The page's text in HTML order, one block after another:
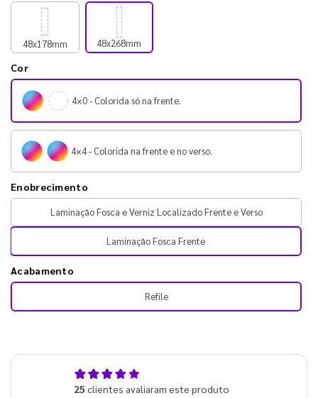
48x178mm 48x268mm
Cor
4×0 - Colorida só na frente.
4×4 - Colorida na frente e no verso.
Enobrecimento
Laminação Fosca e Verniz Localizado Frente e Verso
Laminação Fosca Frente
Acabamento
Refile
25 clientes avaliaram este produto